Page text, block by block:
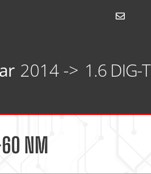
2014 -> 1.6 DIG-
NM